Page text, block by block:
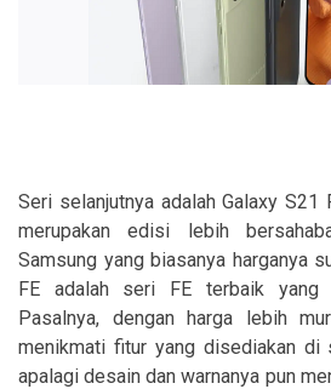
Seri selanjutnya adalah Galaxy S21
merupakan edisi lebih
Samsung yang biasanya harganya
FE adalah seri FE terbaik yang
Pasalnya, dengan harga lebih
menikmati fitur yang disediakan di
apalagi desain dan warnanya pun